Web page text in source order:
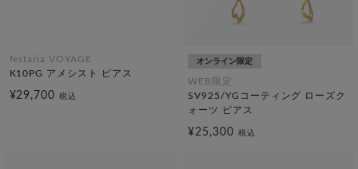
festaria VOYAGE
K10PG アメシスト ピアス
¥29,700税込
オンライン限定
WEB限定
SV925/YGコーティング ローズク
ォーツ ピアス
¥25,300 税込